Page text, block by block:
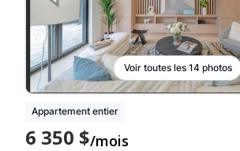
Voir toutes les 14 photos
Appartement entier
6 350 $/mois